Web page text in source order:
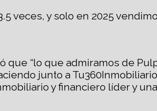
veces, y solo en 2025
que “lo que admiramos de
junto a
y financiero líder y